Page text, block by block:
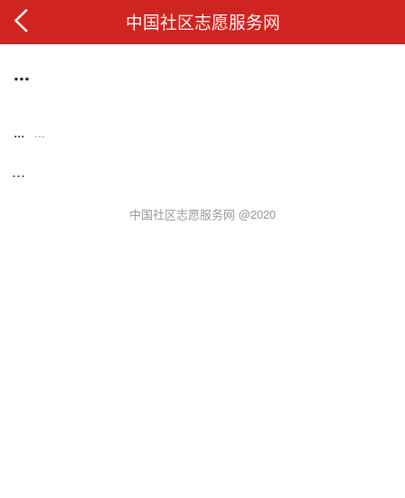
中国社区志愿服务网
...
... ...
...
中国社区志愿服务网 @2020